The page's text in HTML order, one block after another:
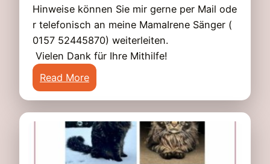
M
a
r
o
l
d
s
w
e
i
Hinweise können Sie mir gerne per Mail ode
r telefonisch an meine MamaIrene Sänger (
0157 52445870) weiterleiten.
Vielen Dank für Ihre Mithilfe!
Read More:
K
t
e
r